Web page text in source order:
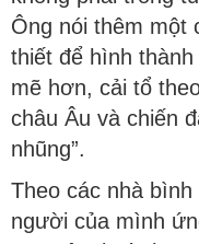
Ông nói thêm một
thiết để hình
mẽ hơn, cải tổ
châu Âu và chiến
nhũng”.
Theo các nhà
người của mình